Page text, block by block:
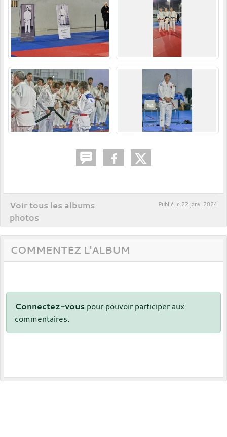
Voir tous les albums
photos
Publié le 22 janv. 2024
COMMENTEZ L'ALBUM
Connectez-vous pour pouvoir participer aux
commentaires.